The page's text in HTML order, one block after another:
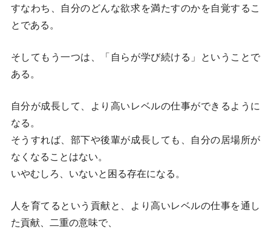
すなわち、自分のどんな欲求を満たすのかを自覚するこ
とである。
そしてもう一つは、「自らが学び続ける」ということで
ある。
自分が成長して、より高いレベルの仕事ができるように
なる。
そうすれば、部下や後輩が成長しても、自分の居場所が
なくなることはない。
いやむしろ、いないと困る存在になる。
人を育てるという貢献と、より高いレベルの仕事を通し
た貢献、二重の意味で、